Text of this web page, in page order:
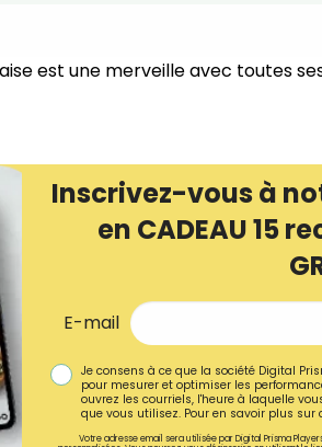
est une merveille avec toutes
Inscrivez-vous à
en CADEAU 15
E-mail
Je consens à ce que la société Digital
pour mesurer et optimiser les
ouvrez les courriels, l'heure à laquelle
que vous utilisez. Pour en savoir plus sur
Votre adresse email sera utilisée par Digital Prisma